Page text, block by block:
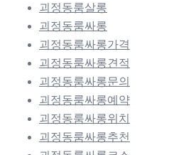
괴정동룸살롱
괴정동룸싸롱
괴정동룸싸롱가격
괴정동룸싸롱견적
괴정동룸싸롱문의
괴정동룸싸롱예약
괴정동룸싸롱위치
괴정동룸싸롱추천